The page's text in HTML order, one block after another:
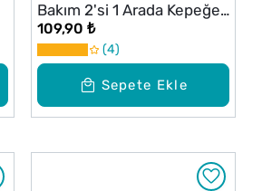
Sepete Ekle
Bakım 2'si 1 Arada Kepeğe
Karşı Etkili Şampuan 250
ml
109,90 ₺
4